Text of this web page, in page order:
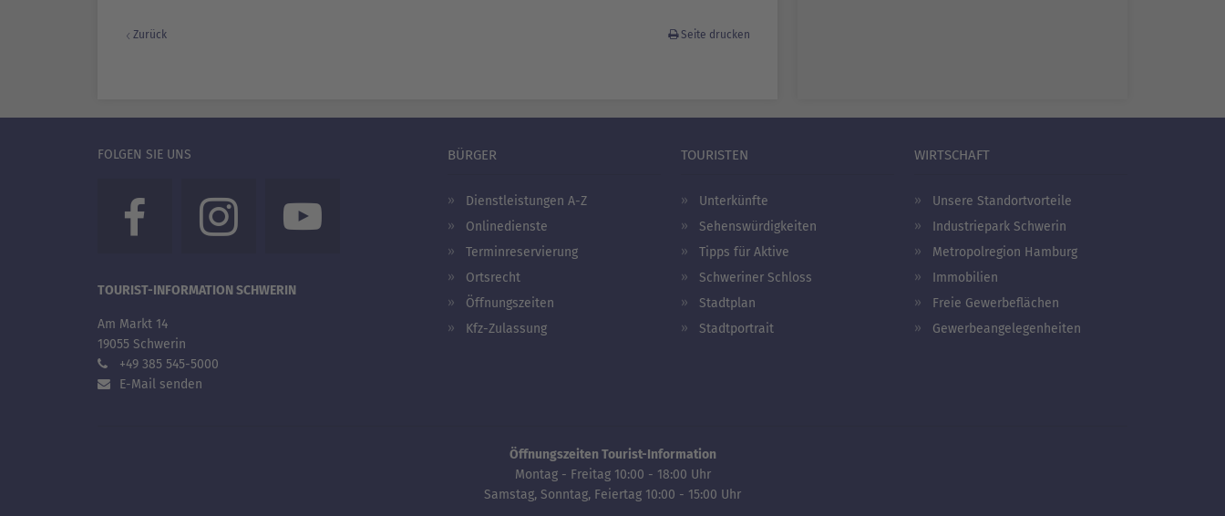
Zurück Seite drucken
FOLGEN SIE UNS
TOURIST-INFORMATION SCHWERIN
Am Markt 14
19055 Schwerin
+49 385 545-5000
E-Mail senden
BÜRGER
Dienstleistungen A-Z
Onlinedienste
Terminreservierung
Ortsrecht
Öffnungszeiten
Kfz-Zulassung
TOURISTEN
Unterkünfte
Sehenswürdigkeiten
Tipps für Aktive
Schweriner Schloss
Stadtplan
Stadtportrait
WIRTSCHAFT
Unsere Standortvorteile
Industriepark Schwerin
Metropolregion Hamburg
Immobilien
Freie Gewerbeflächen
Gewerbeangelegenheiten
Öffnungszeiten Tourist-Information
Montag - Freitag 10:00 - 18:00 Uhr
Samstag, Sonntag, Feiertag 10:00 - 15:00 Uhr